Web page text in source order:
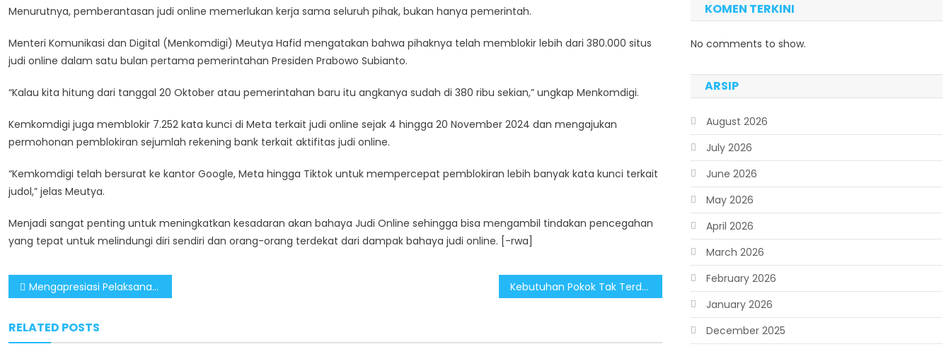
Menurutnya, pemberantasan judi online memerlukan kerja sama seluruh pihak, bukan hanya pemerintah.
Menteri Komunikasi dan Digital (Menkomdigi) Meutya Hafid mengatakan bahwa pihaknya telah memblokir lebih dari 380.000 situs
judi online dalam satu bulan pertama pemerintahan Presiden Prabowo Subianto.
“Kalau kita hitung dari tanggal 20 Oktober atau pemerintahan baru itu angkanya sudah di 380 ribu sekian,” ungkap Menkomdigi.
Kemkomdigi juga memblokir 7.252 kata kunci di Meta terkait judi online sejak 4 hingga 20 November 2024 dan mengajukan
permohonan pemblokiran sejumlah rekening bank terkait aktifitas judi online.
“Kemkomdigi telah bersurat ke kantor Google, Meta hingga Tiktok untuk mempercepat pemblokiran lebih banyak kata kunci terkait
judol,” jelas Meutya.
Menjadi sangat penting untuk meningkatkan kesadaran akan bahaya Judi Online sehingga bisa mengambil tindakan pencegahan
yang tepat untuk melindungi diri sendiri dan orang-orang terdekat dari dampak bahaya judi online. [-rwa]
Post
Mengapresiasi Pelaksanaan Pilkada Berjalan Lancar, Tertib dan Tanpa Konflik Kebutuhan Pokok Tak Terdampak, Penyesuaian PPN 1 Persen Berpihak pada Rakyat
RELATED POSTS
KOMEN TERKINI
No comments to show.
ARSIP
August 2026
July 2026
June 2026
May 2026
April 2026
March 2026
February 2026
January 2026
December 2025